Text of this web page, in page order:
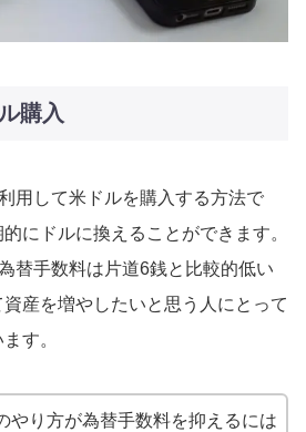
購入
用して米ドルを購入する方法で
にドルに換えることができます。
替手数料は片道6銭と比較的低い
産を増やしたいと思う人にとって
す。
やり方が為替手数料を抑えるには